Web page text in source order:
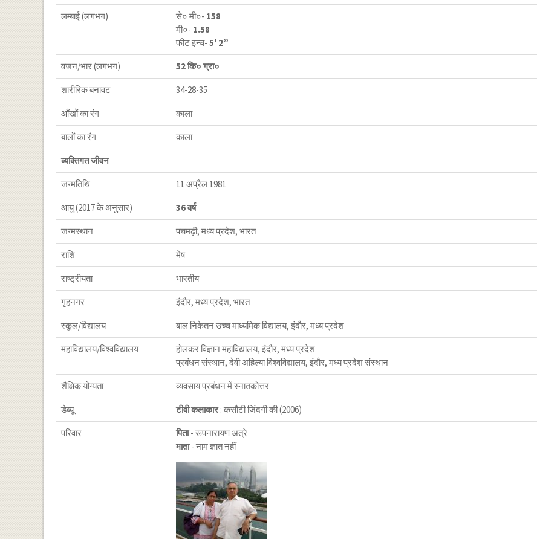
लम्बाई (लगभग) से० मी०- 158
मी०- 1.58
फीट इन्च-5' 2”
वजन/भार (लगभग) 52 कि० ग्रा०
शारीरिक बनावट 34-28-35
आँखों का रंग काला
बालों का रंग काला
व्यक्तिगत जीवन
जन्मतिथि 11 अप्रैल 1981
आयु (2017 के अनुसार) 36 वर्ष
जन्मस्थान पचमढ़ी, मध्य प्रदेश, भारत
राशि मेष
राष्ट्रीयता भारतीय
गृहनगर इंदौर, मध्य प्रदेश, भारत
स्कूल/विद्यालय बाल निकेतन उच्च माध्यमिक विद्यालय, इंदौर, मध्य प्रदेश
महाविद्यालय/विश्वविद्यालय
होलकर विज्ञान महाविद्यालय, इंदौर, मध्य प्रदेश
प्रबंधन संस्थान, देवी अहिल्या विश्वविद्यालय, इंदौर, मध्य प्रदेश संस्थान
शैक्षिक योग्यता व्यवसाय प्रबंधन में स्नातकोत्तर
डेब्यू टीवी कलाकार: कसौटी जिंदगी की (2006)
परिवार पिता- रूपनारायण अत्रे
माता- नाम ज्ञात नहीं